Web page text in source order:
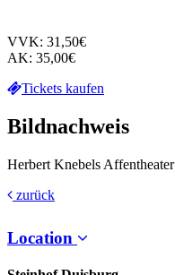
VVK: 31,50€
AK: 35,00€
Tickets kaufen
Bildnachweis
Herbert Knebels Affentheater
zurück
Location